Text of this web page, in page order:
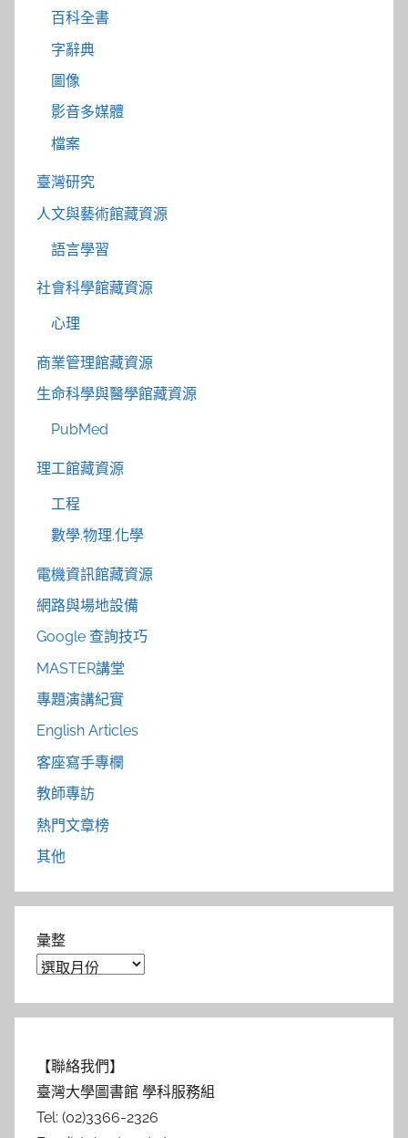
百科全書
字辭典
圖像
影音多媒體
檔案
臺灣研究
人文與藝術館藏資源
語言學習
社會科學館藏資源
心理
商業管理館藏資源
生命科學與醫學館藏資源
PubMed
理工館藏資源
工程
數學.物理.化學
電機資訊館藏資源
網路與場地設備
Google 查詢技巧
MASTER講堂
專題演講紀實
English Articles
客座寫手專欄
教師專訪
熱門文章榜
其他
彙整
【聯絡我們】
臺灣大學圖書館 學科服務組
Tel: (02)3366-2326